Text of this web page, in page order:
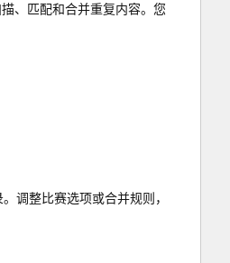
、匹配和合并重复内容。您
调整比赛选项或合并规则，